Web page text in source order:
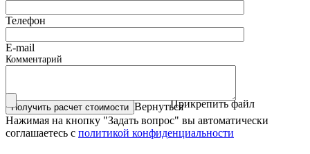
Телефон
E-mail
Комментарий
Прикрепить файл
Вернуться
Нажимая на кнопку "Задать вопрос" вы автоматически
соглашаетесь с политикой конфиденциальности